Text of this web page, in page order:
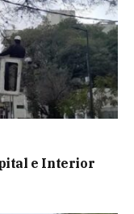
e Interior